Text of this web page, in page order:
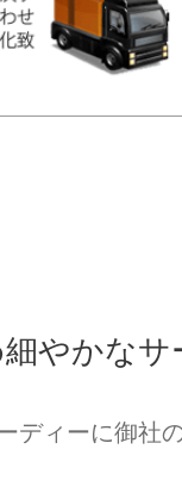
やかなサ
ィーに御社